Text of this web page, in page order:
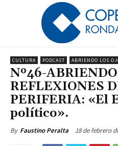
CULTURA PODCAST ABRIENDO LOS
Nº46-
REFLEXIONES
PERIFERIA: «El
político».
By Faustino Peralta 18 de febrero